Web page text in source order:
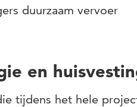
duurzaam vervoer
en
tijdens het hele